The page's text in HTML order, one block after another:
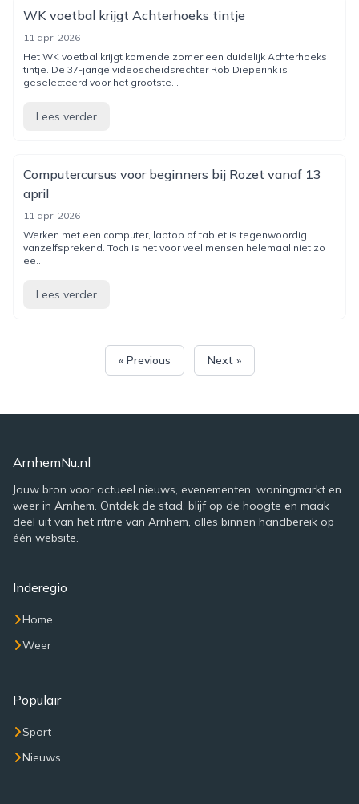
WK voetbal krijgt Achterhoeks tintje
11 apr. 2026
Het WK voetbal krijgt komende zomer een duidelijk Achterhoeks
tintje. De 37-jarige videoscheidsrechter Rob Dieperink is
geselecteerd voor het grootste...
Lees verder
Computercursus voor beginners bij Rozet vanaf 13
april
11 apr. 2026
Werken met een computer, laptop of tablet is tegenwoordig
vanzelfsprekend. Toch is het voor veel mensen helemaal niet zo
ee...
Lees verder
« Previous Next »
ArnhemNu.nl
Jouw bron voor actueel nieuws, evenementen, woningmarkt en
weer in Arnhem. Ontdek de stad, blijf op de hoogte en maak
deel uit van het ritme van Arnhem, alles binnen handbereik op
één website.
Inderegio
Home
Weer
Populair
Sport
Nieuws